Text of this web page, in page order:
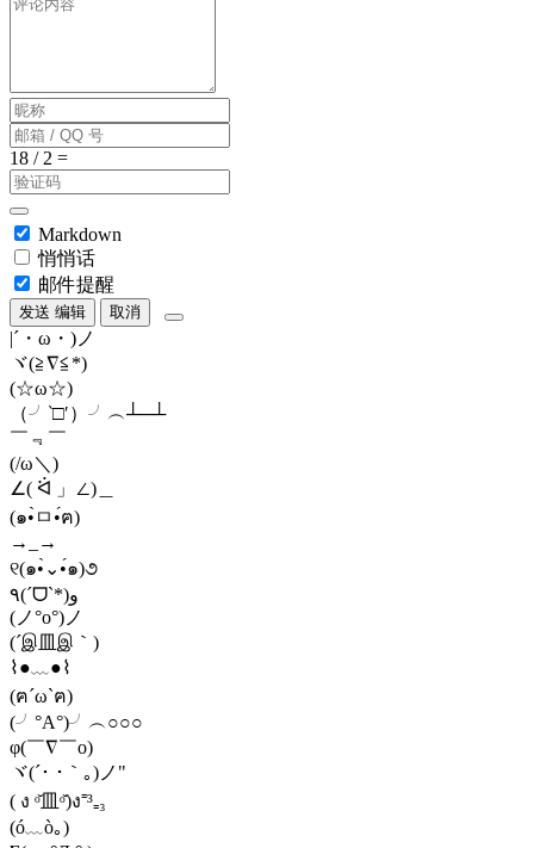
Markdown
悄悄话
邮件提醒
发送 编辑 取消
|´・ω・)ノ
ヾ(≧∇≦*)ゝ
(☆ω☆)
（╯‵□′）╯︵┴─┴
￣﹃￣
(/ω＼)
∠( ᐛ 」∠)＿
(๑•̀ㅁ•́ฅ)
→_→
୧(๑•̀⌄•́๑)૭
٩(ˊᗜˋ*)و
(ノ°ο°)ノ
(´இ皿இ｀)
⌇●﹏●⌇
(ฅ´ω`ฅ)
(╯°A°)╯︵○○○
φ(￣∇￣o)
ヾ(´･ ･｀｡)ノ"
( ง ᵒ̌皿ᵒ̌)ง⁼³₌₃
(ó﹏ò｡)